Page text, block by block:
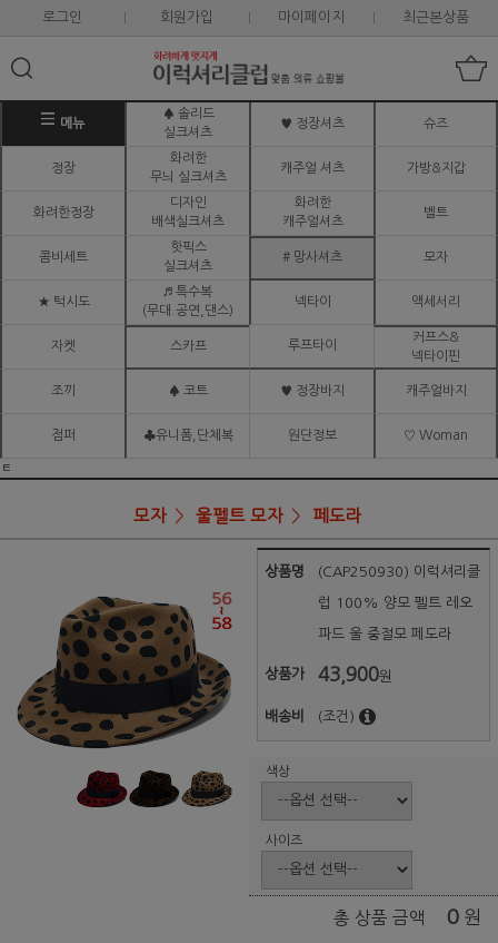
로그인 회원가입 마이페이지 최근본상품
메뉴
♠ 솔리드
실크셔츠
♥ 정장셔츠 슈즈
정장
화려한
무늬 실크셔츠
캐주얼 셔츠 가방&지갑
화려한정장
디자인
배색실크셔츠
화려한
캐주얼셔츠
벨트
콤비세트
핫픽스
실크셔츠
# 망사셔츠 모자
★ 턱시도
♬ 특수복
(무대.공연,댄스)
넥타이 액세서리
자켓 스카프 루프타이
커프스&
넥타이핀
조끼 ♠ 코트 ♥ 정장바지 캐주얼바지
점퍼 ♣유니폼,단체복 원단정보 ♡ Woman
ㅌ
모자 울펠트 모자 페도라
상품명 (CAP250930) 이럭셔리클
럽 100% 양모 펠트 레오
파드 울 중절모 페도라
상품가 43,900원
배송비 (조건)
색상
사이즈
총 상품 금액 0 원